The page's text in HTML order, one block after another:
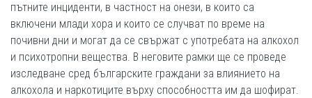
пътните инциденти, в частност на онези, в които са
включени млади хора и които се случват по време на
почивни дни и могат да се свържат с употребата на алкохол
и психотропни вещества. В неговите рамки ще се проведе
изследване сред българските граждани за влиянието на
алкохола и наркотиците върху способността им да шофират.